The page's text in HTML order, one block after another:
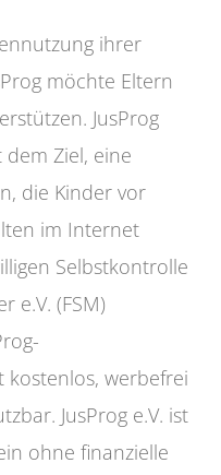
ihrer
möchte Eltern
JusProg
Ziel, eine
die Kinder vor
im Internet
Selbstkontrolle
e.V. (FSM)
kostenlos, werbefrei
JusProg e.V. ist
ohne finanzielle